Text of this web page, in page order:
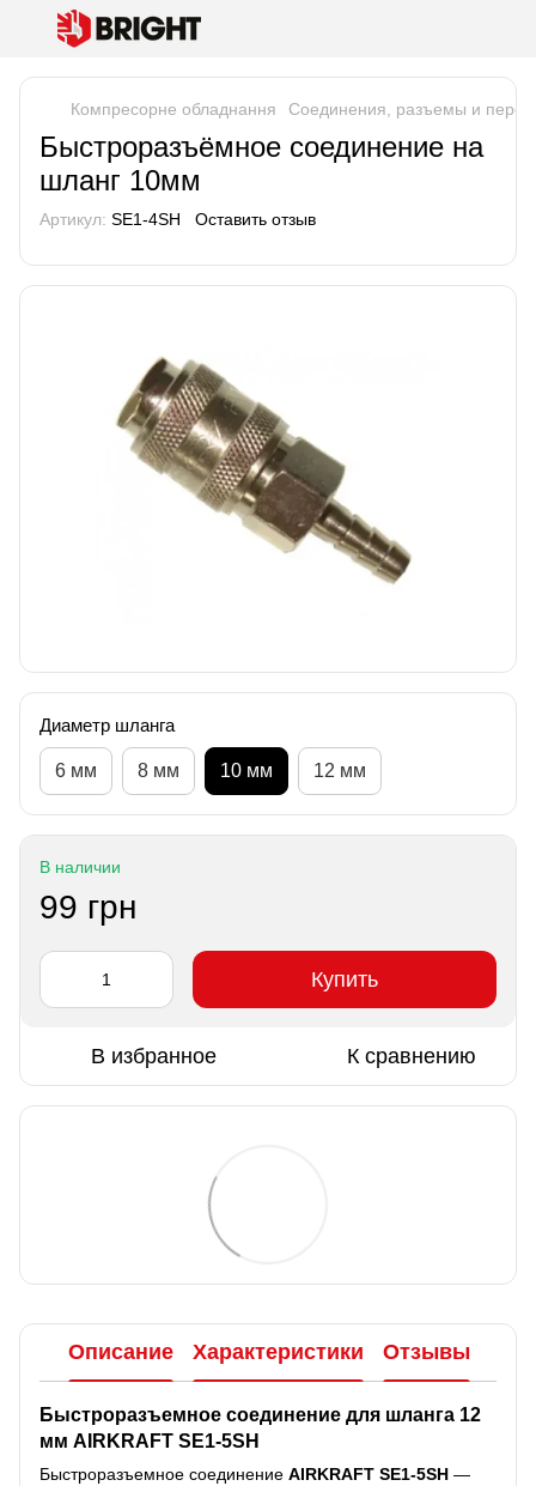
Компресорне обладнання Соединения, разъемы и
Быстроразъёмное соединение на
шланг 10мм
Артикул: SE1-4SH Оставить отзыв
Диаметр шланга
6 мм 8 мм 10 мм 12 мм
В наличии
99 грн
Купить
В избранное К сравнению
Описание Характеристики Отзывы
Быстроразъемное соединение для шланга 12
мм AIRKRAFT SE1-5SH
Быстроразъемное соединение AIRKRAFT SE1-5SH —